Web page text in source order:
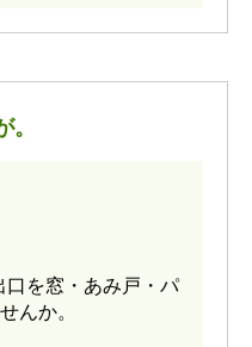
口を窓・あみ戸・パ
んか。